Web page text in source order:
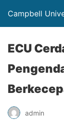
Campbell
ECU
admin